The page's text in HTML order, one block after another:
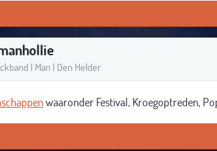
| Man | Den Helder
waaronder Festival, Kroegoptreden,